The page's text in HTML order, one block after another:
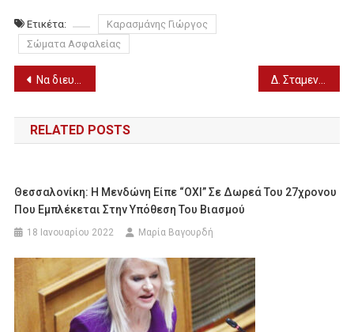
Ετικέτα:
Καρασμάνης Γιώργος
Σώματα Ασφαλείας
Πλοήγηση
άρθρων
Να διευρυνθεί το ωράριο λειτουργίας του νυχτερινού τιμολογίου της ΔΕΗ
RELATED POSTS
Θεσσαλονίκη: Η Μενδώνη Είπε “ΟΧΙ” Σε Δωρεά Του 27χρονου
Που Εμπλέκεται Στην Υπόθεση Του Βιασμού
18 Ιανουαρίου 2022 Μαρία Βαγουρδή